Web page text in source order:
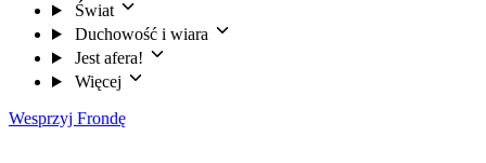
Świat
Duchowość i wiara
Jest afera!
Więcej
Wesprzyj Frondę